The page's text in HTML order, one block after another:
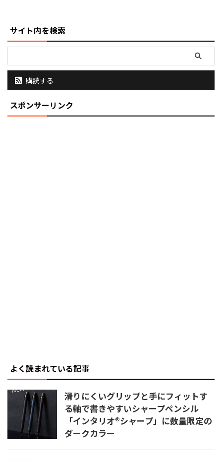
サイト内を検索
購読する
スポンサーリンク
よく読まれている記事
滑りにくいグリップと手にフィットす
る軸で書きやすいシャープペンシル
「インタリオ®シャープ」に数量限定の
ダークカラー